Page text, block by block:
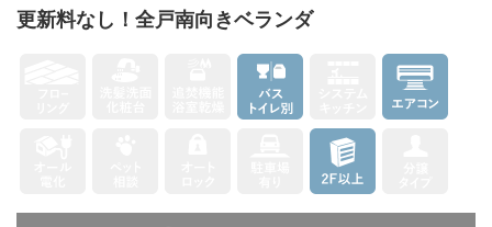
更新料なし！全戸南向きベランダ